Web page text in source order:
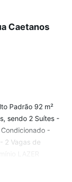
Caetanos
Padrão 92 m²
sendo 2 Suítes -
-
2 Vagas de
ao bairro do
CERET. Não